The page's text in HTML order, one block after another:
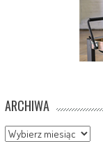
ARCHIWA
Archiwa